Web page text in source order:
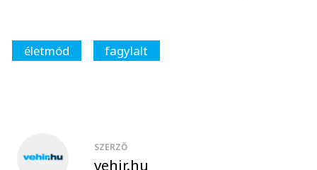
életmód fagylalt
SZERZŐ
vehir.hu